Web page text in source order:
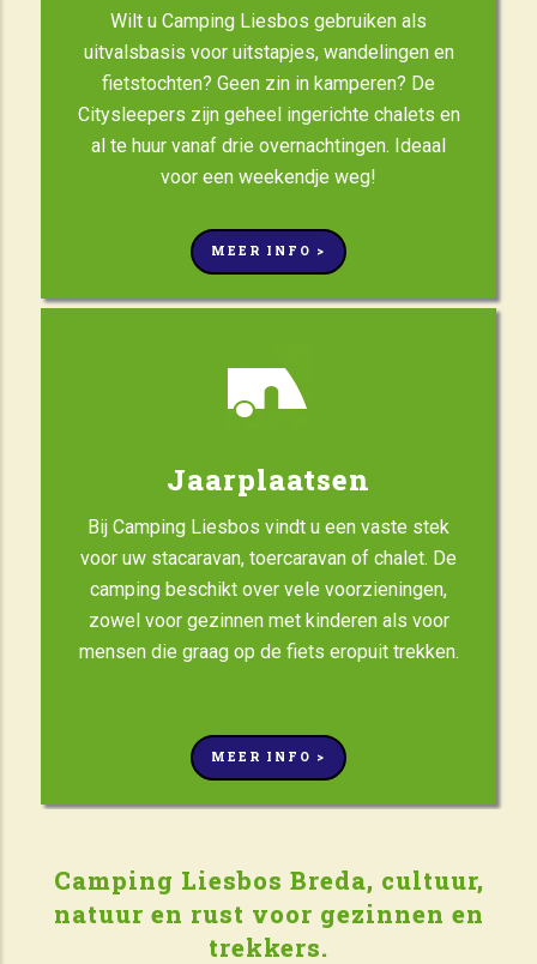
Wilt u Camping Liesbos gebruiken als
uitvalsbasis voor uitstapjes, wandelingen en
fietstochten? Geen zin in kamperen? De
Citysleepers zijn geheel ingerichte chalets en
al te huur vanaf drie overnachtingen. Ideaal
voor een weekendje weg!
MEER INFO >
Jaarplaatsen
Bij Camping Liesbos vindt u een vaste stek
voor uw stacaravan, toercaravan of chalet. De
camping beschikt over vele voorzieningen,
zowel voor gezinnen met kinderen als voor
mensen die graag op de fiets eropuit trekken.
MEER INFO >
Camping Liesbos Breda, cultuur,
natuur en rust voor gezinnen en
trekkers.